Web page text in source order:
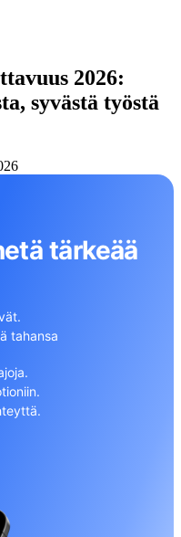
2026:
syvästä työstä
tärkeää
tahansa